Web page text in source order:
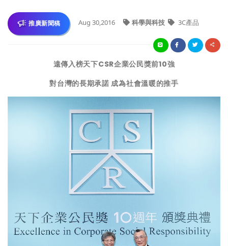
推廣新聞稿 Aug 30,2016 科學與科技 3C產品
遠傳入榜天下CSR企業公民獎前10強
對台灣的長期承諾 成為社會溫暖的推手